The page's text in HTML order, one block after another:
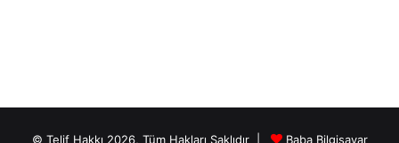
© Telif Hakkı 2026, Tüm Hakları Saklıdır | Baba Bilgisayar